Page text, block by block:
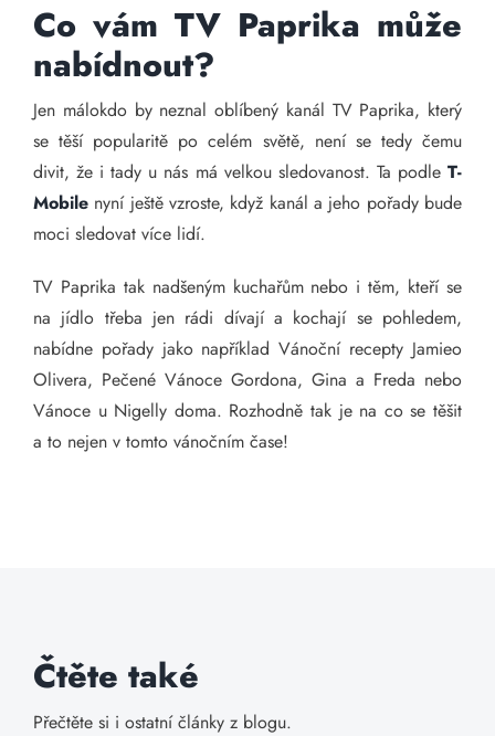
Co vám TV Paprika může
nabídnout?
Jen málokdo by neznal oblíbený kanál TV Paprika, který
se těší popularitě po celém světě, není se tedy čemu
divit, že i tady u nás má velkou sledovanost. Ta podle T-
Mobile nyní ještě vzroste, když kanál a jeho pořady bude
moci sledovat více lidí.
TV Paprika tak nadšeným kuchařům nebo i těm, kteří se
na jídlo třeba jen rádi dívají a kochají se pohledem,
nabídne pořady jako například Vánoční recepty Jamieo
Olivera, Pečené Vánoce Gordona, Gina a Freda nebo
Vánoce u Nigelly doma. Rozhodně tak je na co se těšit
a to nejen v tomto vánočním čase!
Čtěte také
Přečtěte si i ostatní články z blogu.